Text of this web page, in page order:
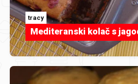
tracy
Mediteranski kolač s